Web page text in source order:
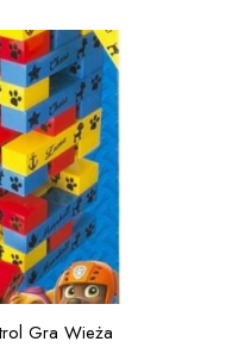
Gra Wieża